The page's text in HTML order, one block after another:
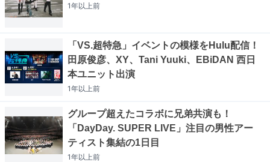
1年以上前
「VS.超特急」イベントの模様をHulu配信！
田原俊彦、XY、Tani Yuuki、EBiDAN 西日
本ユニット出演
1年以上前
グループ超えたコラボに兄弟共演も！
「DayDay. SUPER LIVE」注目の男性アー
ティスト集結の1日目
1年以上前